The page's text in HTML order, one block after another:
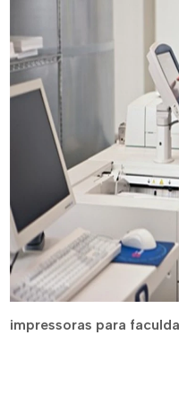
impressoras para